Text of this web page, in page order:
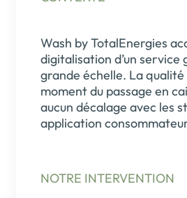
Wash by TotalEnergies
digitalisation d’un service
grande échelle. La qualité
moment du passage en
aucun décalage avec les
application
NOTRE INTERVENTION